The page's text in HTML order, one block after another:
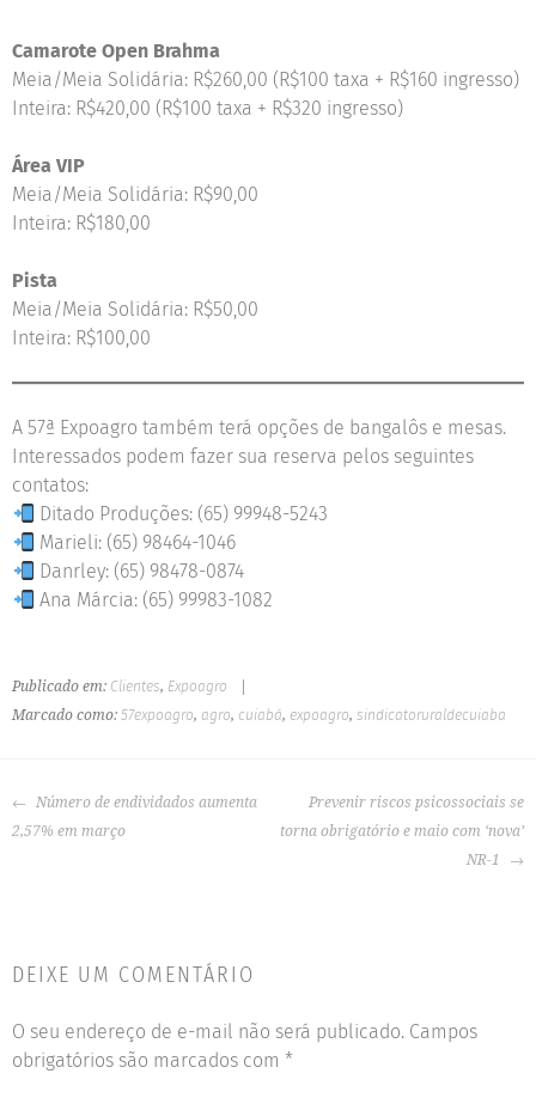
Camarote Open Brahma
Meia/Meia Solidária: R$260,00 (R$100 taxa + R$160 ingresso)
Inteira: R$420,00 (R$100 taxa + R$320 ingresso)
Área VIP
Meia/Meia Solidária: R$90,00
Inteira: R$180,00
Pista
Meia/Meia Solidária: R$50,00
Inteira: R$100,00
A 57ª Expoagro também terá opções de bangalôs e mesas.
Interessados podem fazer sua reserva pelos seguintes
contatos:
Ditado Produções: (65) 99948-5243
Marieli: (65) 98464-1046
Danrley: (65) 98478-0874
Ana Márcia: (65) 99983-1082
Publicado em: Clientes, Expoagro
Marcado como:57expoagro, agro, cuiabá, expoagro,sindicatoruraldecuiaba
Número de endividados aumenta
2,57% em março
Prevenir riscos psicossociais se
torna obrigatório e maio com ‘nova’
NR-1
DEIXE UM COMENTÁRIO
O seu endereço de e-mail não será publicado. Campos
obrigatórios são marcados com*